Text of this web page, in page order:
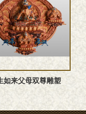
如来父母双尊雕塑